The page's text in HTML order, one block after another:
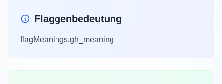
Flaggenbedeutung
flagMeanings.gh_meaning